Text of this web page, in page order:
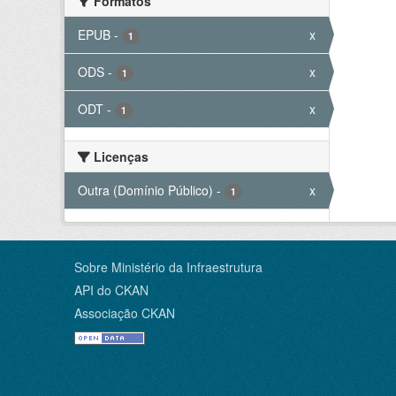
EPUB - 1 x
ODS - 1 x
ODT - 1 x
Licenças
Outra (Domínio Público) - 1 x
Sobre Ministério da Infraestrutura
API do CKAN
Associação CKAN